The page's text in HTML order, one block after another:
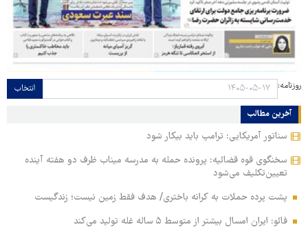
روزنامه: انتخاب
آخرین مطالب
سناتور آمریکایی: ترامپ باید بیکار شود
سخنگوی قوه قضائیه: پرونده حمله به مدرسه میناب ظرف دو هفته آینده
تعیین‌تکلیف می‌شود
پشت پرده حملات به کرانه باختری/ هدف فقط زمین نیست؛ زندگیست
فائو: ایران امسال بیشتر از متوسط ۵ ساله غله تولید می‌کند